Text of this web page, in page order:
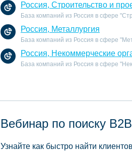
Россия, Строительство и
База компаний из Россия в сфере
Россия, Металлургия
База компаний из Россия в сфере
Россия, Некоммерческие
База компаний из Россия в сфере
Вебинар по поиску
Узнайте как быстро найти